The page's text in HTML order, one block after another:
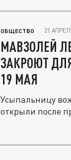
ОБЩЕСТВО 21
МАВЗОЛЕЙ
ЗАКРОЮТ
19 МАЯ
Усыпальницу
открыли после